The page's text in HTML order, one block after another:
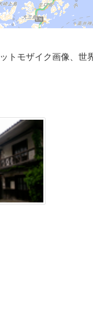
トモザイク画像、世